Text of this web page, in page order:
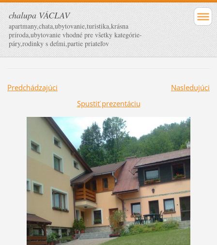
chalupa VÁCLAV
apartmany,chata,ubytovanie,turistika,krásna
príroda,ubytovanie vhodné pre všetky kategórie-
páry,rodinky s deťmi,partie priateľov
Predchádzajúci
Nasledujúci
Spustiť prezentáciu